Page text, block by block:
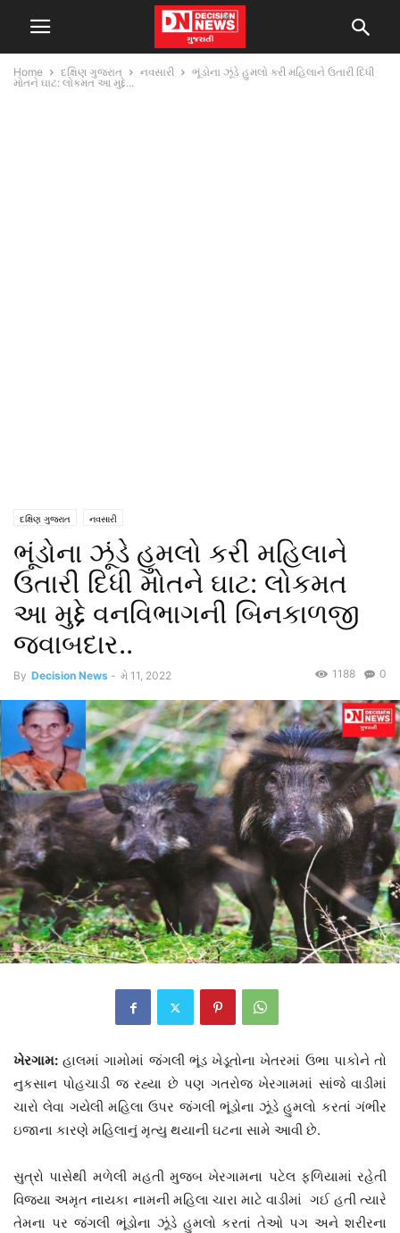
Home દક્ષિણ ગુજરાત નવસારી
ભૂંડોના ઝૂંડે હુમલો કરી મહિલાને ઉતારી દિધી
મોતને ઘાટ: લોકમત આ મુદ્દે...
દક્ષિણ ગુજરાત નવસારી
ભૂંડોના ઝૂંડે હુમલો કરી મહિલાને
ઉતારી દિધી મોતને ઘાટ: લોકમત
આ મુદ્દે વનવિભાગની બિનકાળજી
જવાબદાર..
By Decision News - મે 11, 2022 0
1188
ખેરગામ: હાલમાં ગામોમાં જંગલી ભૂંડ ખેડૂતોના ખેતરમાં ઉભા પાકોને તો
નુકસાન પોહચાડી જ રહ્યા છે પણ ગતરોજ ખેરગામમાં સાંજે વાડીમાં
ચારો લેવા ગયેલી મહિલા ઉપર જંગલી ભૂંડોના ઝૂંડે હુમલો કરતાં ગંભીર
ઇજાના કારણે મહિલાનું મૃત્યુ થયાની ઘટના સામે આવી છે.
સુત્રો પાસેથી મળેલી મહતી મુજબ ખેરગામના પટેલ ફળિયામાં રહેતી
વિજયા અમૃત નાયકા નામની મહિલા ચારા માટે વાડીમાં ગઈ હતી ત્યારે
તેમના પર જંગલી ભૂંડોના ઝૂંડે હુમલો કરતાં તેઓ પગ અને શરીરના